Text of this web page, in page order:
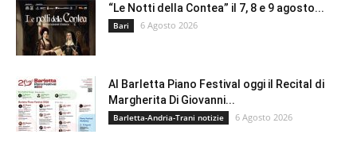
“Le Notti della Contea” il 7, 8 e 9 agosto...
Bari 6 Agosto 2026
Al Barletta Piano Festival oggi il Recital di
Margherita Di Giovanni...
Barletta-Andria-Trani notizie 6 Agosto 2026